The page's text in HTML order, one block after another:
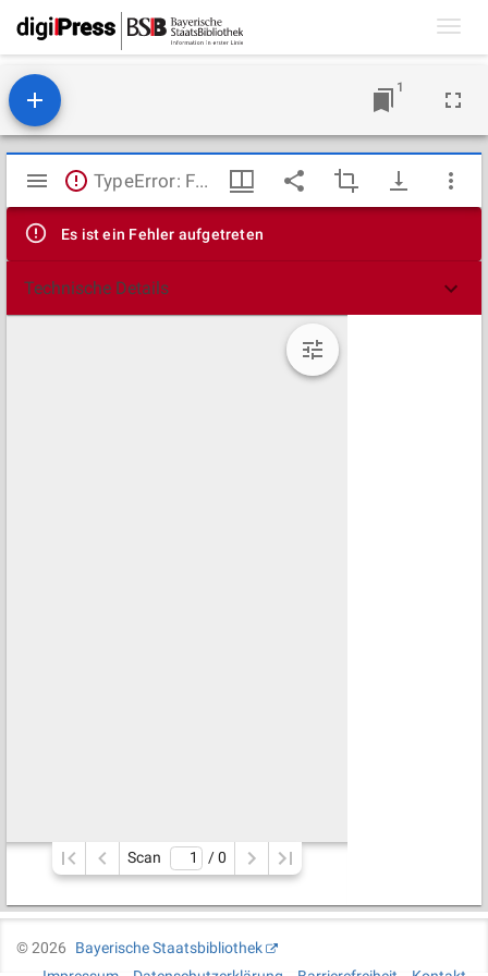
1
Mirador
Viewer
TypeError: Failed to fetch
Es ist ein Fehler aufgetreten
Technische Details
Scan / 0
©2026
Bayerische Staatsbibliothek